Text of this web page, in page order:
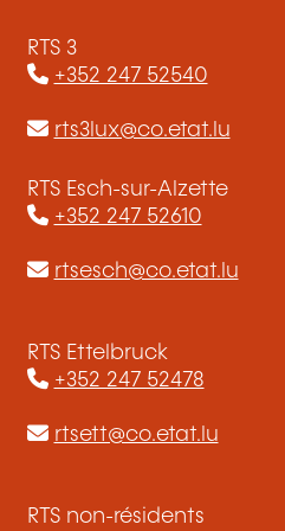
RTS 3
+352 247 52540
rts3lux@co.etat.lu
RTS Esch-sur-Alzette
+352 247 52610
rtsesch@co.etat.lu
RTS Ettelbruck
+352 247 52478
rtsett@co.etat.lu
RTS non-résidents